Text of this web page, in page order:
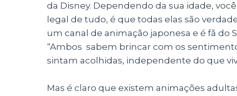
da Disney. Dependendo da sua idade,
legal de tudo, é que todas elas são
um canal de animação japonesa e é fã do
“Ambos sabem brincar com os
sintam acolhidas, independente do que
Mas é claro que existem animações